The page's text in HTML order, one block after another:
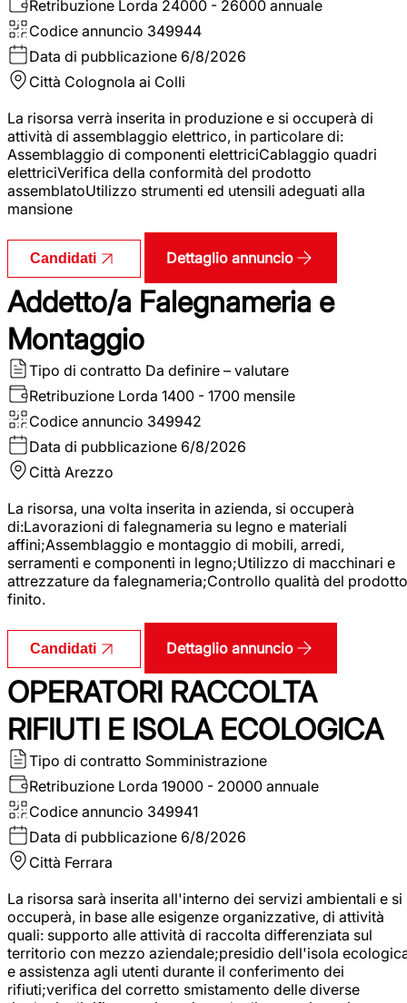
Retribuzione Lorda 24000 - 26000 annuale
Codice annuncio 349944
Data di pubblicazione 6/8/2026
Città Colognola ai Colli
La risorsa verrà inserita in produzione e si occuperà di
attività di assemblaggio elettrico, in particolare di:
Assemblaggio di componenti elettriciCablaggio quadri
elettriciVerifica della conformità del prodotto
assemblatoUtilizzo strumenti ed utensili adeguati alla
mansione
Candidati Dettaglio annuncio
Addetto/a Falegnameria e
Montaggio
Tipo di contratto Da definire – valutare
Retribuzione Lorda 1400 - 1700 mensile
Codice annuncio 349942
Data di pubblicazione 6/8/2026
Città Arezzo
La risorsa, una volta inserita in azienda, si occuperà
di:Lavorazioni di falegnameria su legno e materiali
affini;Assemblaggio e montaggio di mobili, arredi,
serramenti e componenti in legno;Utilizzo di macchinari e
attrezzature da falegnameria;Controllo qualità del prodotto
finito.
Candidati Dettaglio annuncio
OPERATORI RACCOLTA
RIFIUTI E ISOLA ECOLOGICA
Tipo di contratto Somministrazione
Retribuzione Lorda 19000 - 20000 annuale
Codice annuncio 349941
Data di pubblicazione 6/8/2026
Città Ferrara
La risorsa sarà inserita all'interno dei servizi ambientali e si
occuperà, in base alle esigenze organizzative, di attività
quali: supporto alle attività di raccolta differenziata sul
territorio con mezzo aziendale;presidio dell'isola
e assistenza agli utenti durante il conferimento dei
rifiuti;verifica del corretto smistamento delle diverse